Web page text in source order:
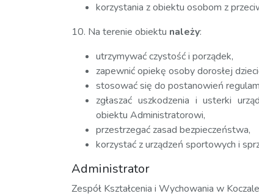
korzystania z obiektu osobom z
10. Na terenie obiektu należy:
utrzymywać czystość i porządek,
zapewnić opiekę osoby dorosłej
stosować się do postanowień
zgłaszać uszkodzenia i usterki
obiektu Administratorowi,
przestrzegać zasad bezpieczeństwa,
korzystać z urządzeń sportowych i
Administrator
Zespół Kształcenia i Wychowania w